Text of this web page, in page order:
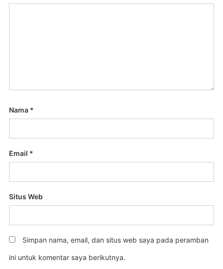
Nama *
Email *
Situs Web
Simpan nama, email, dan situs web saya pada peramban
ini untuk komentar saya berikutnya.